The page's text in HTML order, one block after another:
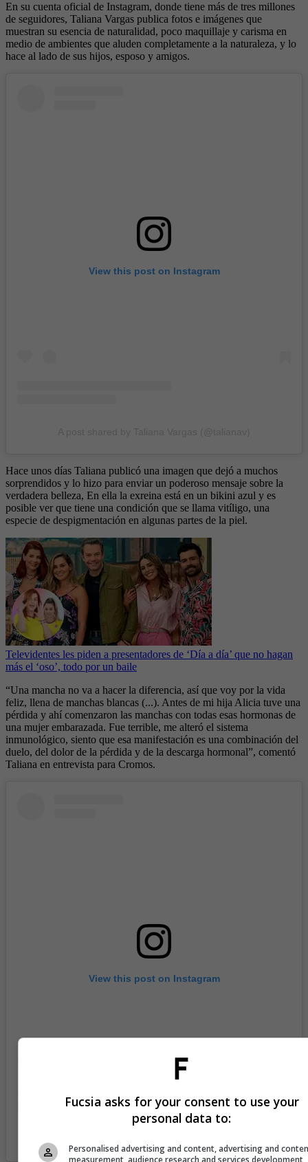
En su cuenta oficial de Instagram, donde tiene más de tres millones
de seguidores, Taliana Vargas publica fotos e imágenes que
muestran su esencia de naturalidad, poco maquillaje y carisma en
medio de ambientes que aluden completamente a la naturaleza, y lo
hace al lado de sus hijos, esposo y amigos.
View this post on Instagram
Hace unos días Taliana publicó una imagen que dejó a muchos
sorprendidos y lo hizo para enviar un poderoso mensaje sobre la
verdadera belleza, En ella la exreina está en un bikini azul y es
posible ver que tiene una condición que se llama vitíligo, una
especie de despigmentación en algunas partes de la piel.
Televidentes les piden a presentadores de ‘Día a día’ que no hagan
más el ‘oso’, todo por un baile
“Una mancha no va a hacer la diferencia, así que voy por la vida
feliz, llena de manchas blancas (...). Antes de mi hija Alicia tuve una
pérdida y ahí comenzaron las manchas con todas esas hormonas de
una mujer embarazada. Fue terrible, me alteró el sistema
inmunológico, siento que esa manifestación es una combinación del
duelo, del dolor de la pérdida y de la descarga hormonal”, comentó
Taliana en entrevista para Cromos.
View this post on Instagram
Fucsia asks for your consent to use your
personal data to:
Personalised advertising and content, advertising and
measurement, audience research and services development